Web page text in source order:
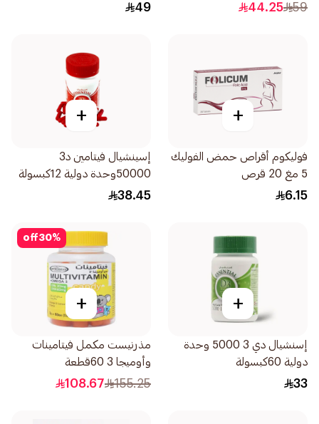
59
44.25
49
+
فوليكوم أقراص حمض الفوليك
5 مغ 20 قرص
6.15
+
إسينشيال فيتامين د3
50000وحدة دولية 12كبسولة
38.45
+
إسنشيال دي 3 5000 وحدة
دولية 60كبسولة
33
30%
off
+
مذرنيست مكمل فيتامينات
وأوميجا 3 60قطعة
155.25
108.67